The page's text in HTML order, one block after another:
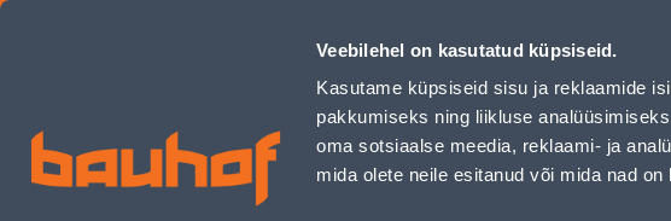
Veebilehel on kasutatud küpsiseid.
Kasutame küpsiseid sisu ja reklaamide
pakkumiseks ning liikluse
oma sotsiaalse meedia, reklaami- ja
mida olete neile esitanud või mida nad
SORTIMENDIKOHVER STANLEY L EEMALDATAVATE VAHESEINTEGA -
Business Service Center Customer Service Services